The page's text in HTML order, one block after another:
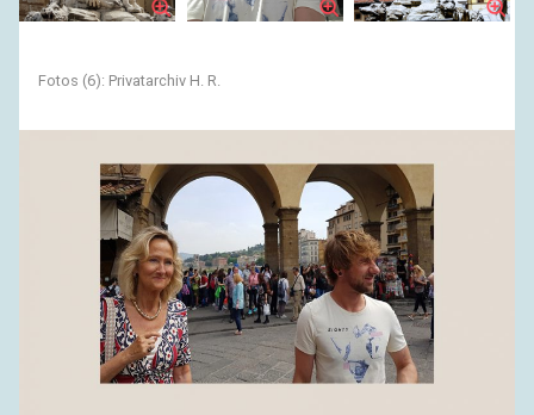
Fotos (6): Privatarchiv H. R.